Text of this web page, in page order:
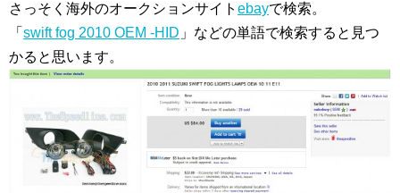
さっそく海外のオークションサイト ebayで検索。
「 swift fog 2010 OEM -HID 」などの単語で検索すると見つ
かると思います。